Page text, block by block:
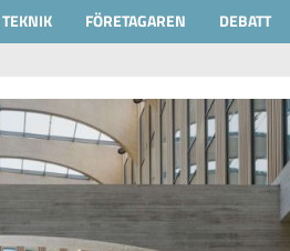
TEKNIK FÖRETAGAREN DEBATT